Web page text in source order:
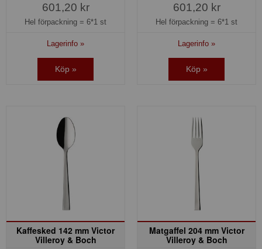
601,20 kr
Hel förpackning = 6*1 st
Lagerinfo »
Köp »
601,20 kr
Hel förpackning = 6*1 st
Lagerinfo »
Köp »
Kaffesked 142 mm Victor
Villeroy & Boch
Matgaffel 204 mm Victor
Villeroy & Boch